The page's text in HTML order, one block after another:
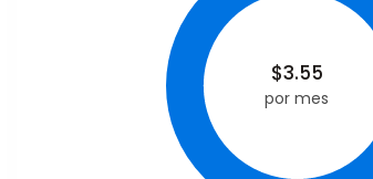
$3.55
por mes